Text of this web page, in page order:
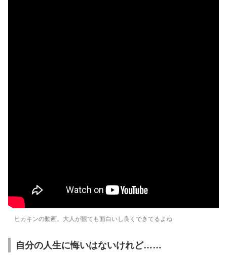
ヒカキンの動画。大人が観ても面白いし良くできてるよね
自分の人生に悔いはないけれど……